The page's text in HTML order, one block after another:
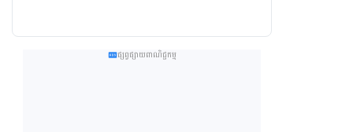
ផ្សព្វផ្សាយពាណិជ្ជកម្ម